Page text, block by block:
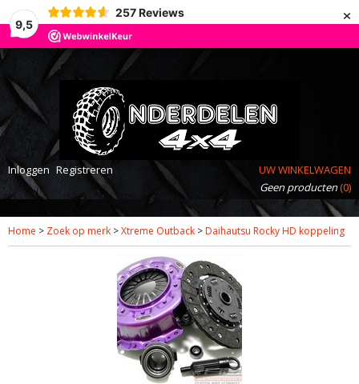
9,5
257 Reviews ×
Inloggen Registreren
UW WINKELWAGEN
Geen producten(0)
Home > Zoek op merk >Xtreme Outback > Daihautsu Rocky HD koppeling